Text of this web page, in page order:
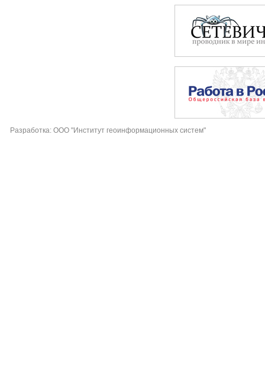
Разработка: ООО "Институт геоинформационных систем"